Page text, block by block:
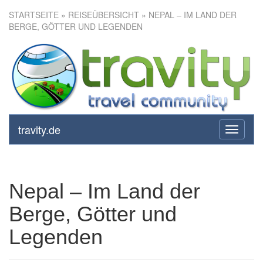
STARTSEITE » REISEÜBERSICHT » NEPAL – IM LAND DER
BERGE, GÖTTER UND LEGENDEN
toggle
travity.de
Nepal – Im Land der Berge,
Götter und Legenden
Nepal – Im Land der
Berge, Götter und
Legenden